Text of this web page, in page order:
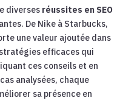
diverses réussites en SEO
De Nike à Starbucks,
une valeur ajoutée dans
efficaces qui
ces conseils et en
analysées, chaque
sa présence en